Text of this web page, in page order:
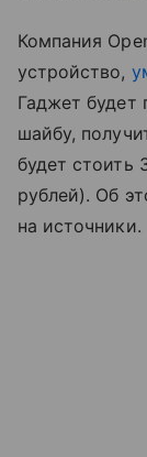
Компания
устройство,
Гаджет
шайбу,
будет стоить
рублей). Об
на источники.